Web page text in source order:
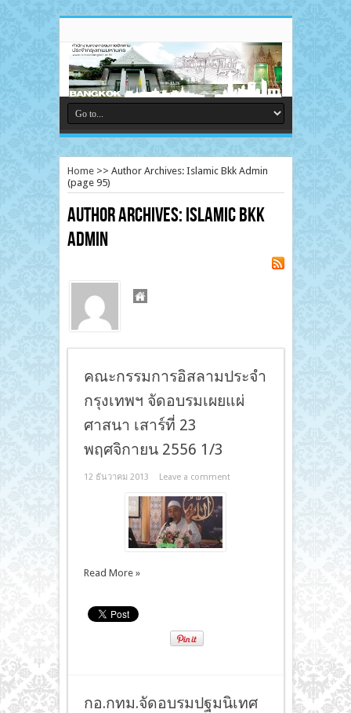
Home>> Author Archives: Islamic Bkk Admin
(page 95)
Author Archives: Islamic Bkk
Admin
คณะกรรมการอิสลามประจำ
กรุงเทพฯ จัดอบรมเผยแผ่
ศาสนา เสาร์ที่ 23
พฤศจิกายน 2556 1/3
12 ธันวาคม 2013 Leave a comment
Read More »
กอ.กทม.จัดอบรมปฐมนิเทศ